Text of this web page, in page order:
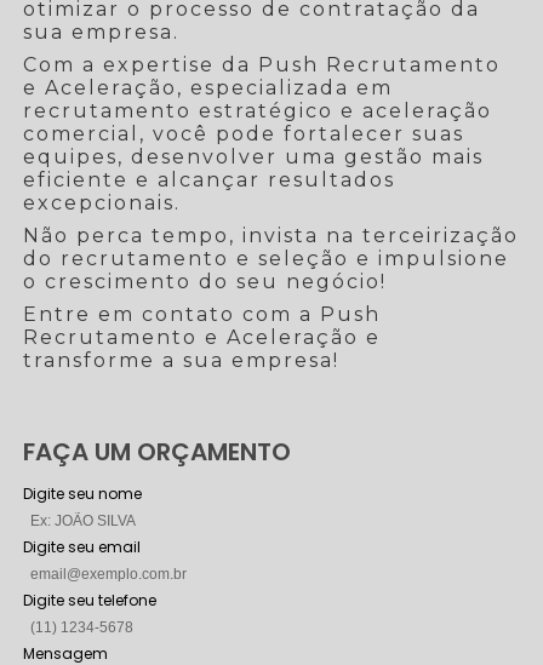
otimizar o processo de contratação da
sua empresa.
Com a expertise da Push Recrutamento
e Aceleração, especializada em
recrutamento estratégico e aceleração
comercial, você pode fortalecer suas
equipes, desenvolver uma gestão mais
eficiente e alcançar resultados
excepcionais.
Não perca tempo, invista na terceirização
do recrutamento e seleção e impulsione
o crescimento do seu negócio!
Entre em contato com a Push
Recrutamento e Aceleração e
transforme a sua empresa!
FAÇA UM ORÇAMENTO
Digite seu nome
Digite seu email
Digite seu telefone
Mensagem